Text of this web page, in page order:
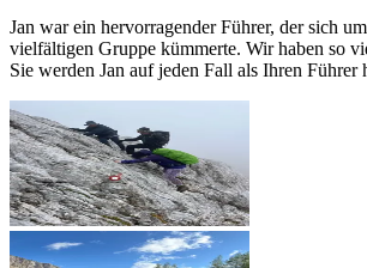
Jan war ein hervorragender Führer, der sich
vielfältigen Gruppe kümmerte. Wir haben so
Sie werden Jan auf jeden Fall als Ihren Führer